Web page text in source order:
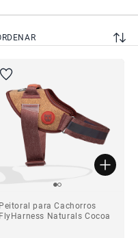
Peitoral para Cachorros
FlyHarness Naturals Cocoa